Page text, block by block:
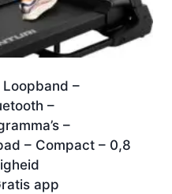
–
–
–
– Compact – 0,8
app